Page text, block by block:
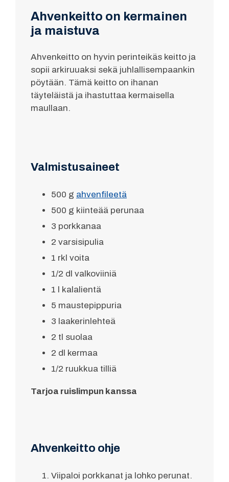
Ahvenkeitto on kermainen
ja maistuva
Ahvenkeitto on hyvin perinteikäs keitto ja
sopii arkiruuaksi sekä juhlallisempaankin
pöytään. Tämä keitto on ihanan
täyteläistä ja ihastuttaa kermaisella
maullaan.
Valmistusaineet
500 g ahvenfileetä
500 g kiinteää perunaa
3 porkkanaa
2 varsisipulia
1 rkl voita
1/2 dl valkoviiniä
1 l kalalientä
5 maustepippuria
3 laakerinlehteä
2 tl suolaa
2 dl kermaa
1/2 ruukkua tilliä
Tarjoa ruislimpun kanssa
Ahvenkeitto ohje
Viipaloi porkkanat ja lohko perunat.